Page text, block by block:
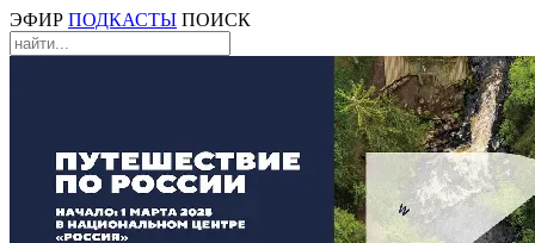
ЭФИР ПОДКАСТЫ ПОИСК